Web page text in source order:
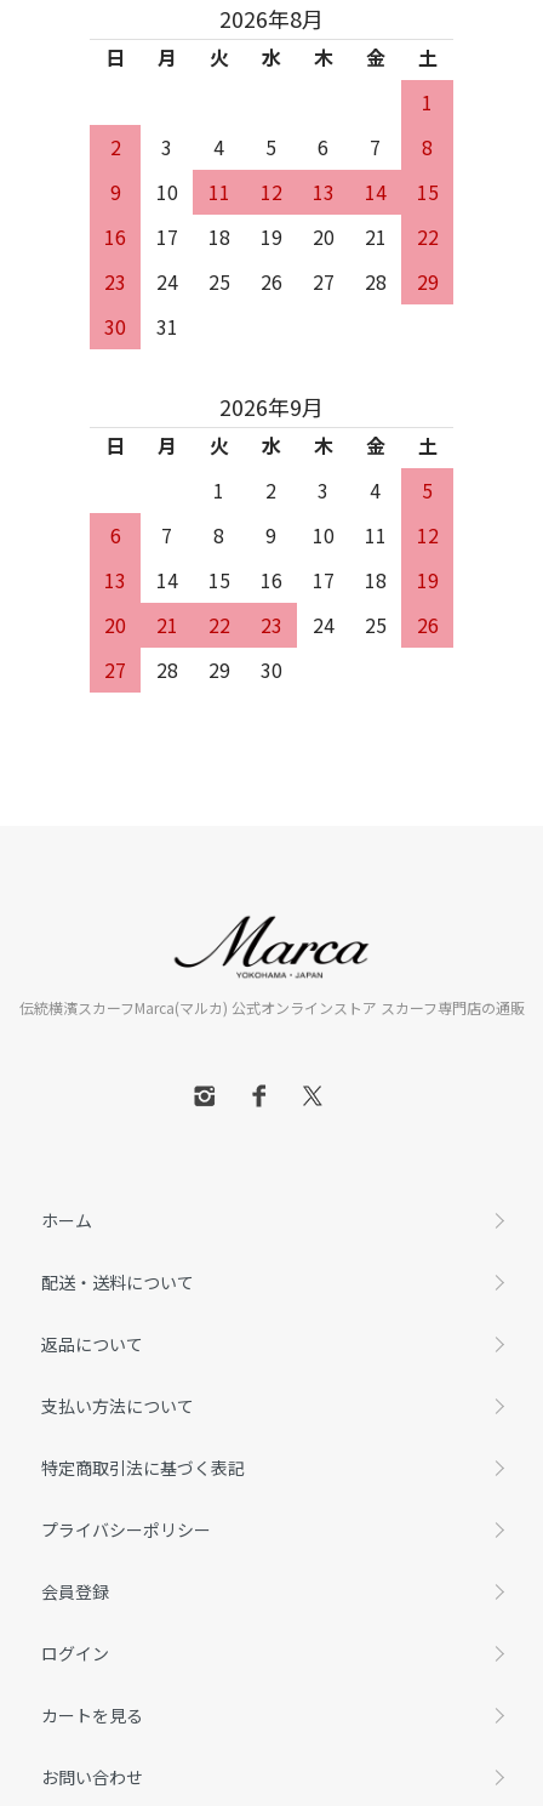
2026年8月
日 月 火 水 木 金
土
1
2
3 4 5 6 7
8
9
10 11 12 13 14
15
16
17 18 19 20 21
22
23
24 25 26 27 28
29
30
31
2026年9月
日 月 火 水 木 金
土
1
2 3 4
5
6
7 8 9 10 11
12
13
14 15 16 17 18
19
20
21 22 23 24 25
26
27
28 29 30
伝統横濱スカーフMarca(マルカ) 公式オンラインストア スカーフ専門店の通販
ホーム
配送・送料について
返品について
支払い方法について
特定商取引法に基づく表記
プライバシーポリシー
会員登録
ログイン
カートを見る
お問い合わせ